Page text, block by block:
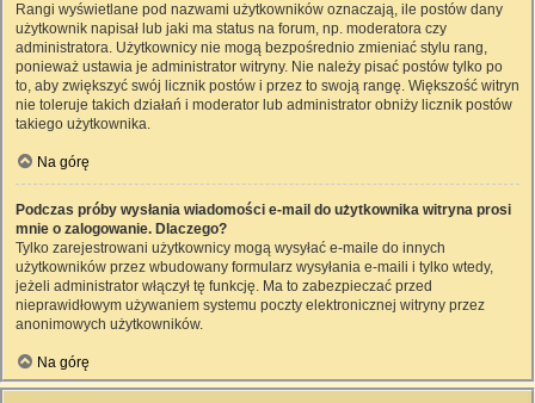
Rangi wyświetlane pod nazwami użytkowników oznaczają, ile postów dany
użytkownik napisał lub jaki ma status na forum, np. moderatora czy
administratora. Użytkownicy nie mogą bezpośrednio zmieniać stylu rang,
ponieważ ustawia je administrator witryny. Nie należy pisać postów tylko po
to, aby zwiększyć swój licznik postów i przez to swoją rangę. Większość witryn
nie toleruje takich działań i moderator lub administrator obniży licznik postów
takiego użytkownika.
Na górę
Podczas próby wysłania wiadomości e-mail do użytkownika witryna prosi
mnie o zalogowanie. Dlaczego?
Tylko zarejestrowani użytkownicy mogą wysyłać e-maile do innych
użytkowników przez wbudowany formularz wysyłania e-maili i tylko wtedy,
jeżeli administrator włączył tę funkcję. Ma to zabezpieczać przed
nieprawidłowym używaniem systemu poczty elektronicznej witryny przez
anonimowych użytkowników.
Na górę